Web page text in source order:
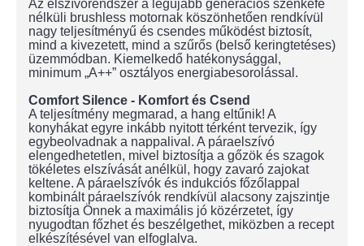
Az elszívórendszer a legújabb generációs szénkefe
nélküli brushless motornak köszönhetően rendkívül
nagy teljesítményű és csendes működést biztosít,
mind a kivezetett, mind a szűrős (belső keringtetéses)
üzemmódban. Kiemelkedő hatékonysággal,
minimum „A++” osztályos energiabesorolással.
Comfort Silence - Komfort és Csend
A teljesítmény megmarad, a hang eltűnik! A
konyhákat egyre inkább nyitott térként tervezik, így
egybeolvadnak a nappalival. A páraelszívó
elengedhetetlen, mivel biztosítja a gőzök és szagok
tökéletes elszívását anélkül, hogy zavaró zajokat
keltene. A páraelszívók és indukciós főzőlappal
kombinált páraelszívók rendkívül alacsony zajszintje
biztosítja Önnek a maximális jó közérzetet, így
nyugodtan főzhet és beszélgethet, miközben a recept
elkészítésével van elfoglalva.